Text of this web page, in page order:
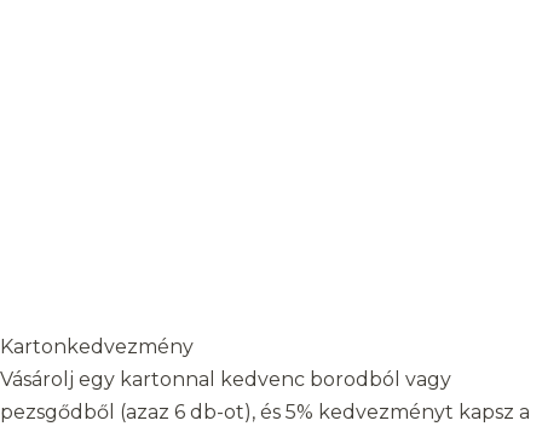
Kartonkedvezmény
Vásárolj egy kartonnal kedvenc borodból vagy
pezsgődből (azaz 6 db-ot), és 5% kedvezményt kapsz a